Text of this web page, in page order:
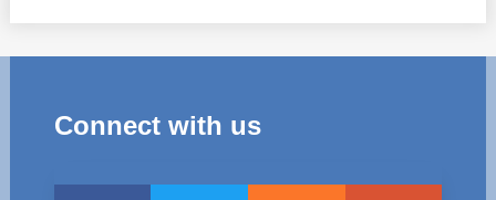
Connect with us